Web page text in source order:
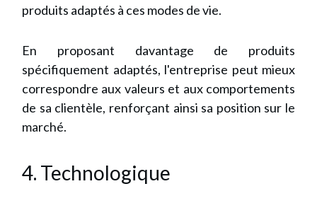
produits adaptés à ces modes de vie.
En proposant davantage de produits
spécifiquement adaptés, l'entreprise peut mieux
correspondre aux valeurs et aux comportements
de sa clientèle, renforçant ainsi sa position sur le
marché.
4. Technologique